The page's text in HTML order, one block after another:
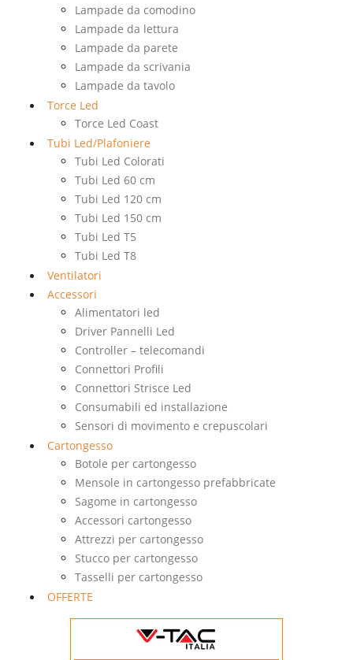
Lampade da comodino
Lampade da lettura
Lampade da parete
Lampade da scrivania
Lampade da tavolo
Torce Led
Torce Led Coast
Tubi Led/Plafoniere
Tubi Led Colorati
Tubi Led 60 cm
Tubi Led 120 cm
Tubi Led 150 cm
Tubi Led T5
Tubi Led T8
Ventilatori
Accessori
Alimentatori led
Driver Pannelli Led
Controller – telecomandi
Connettori Profili
Connettori Strisce Led
Consumabili ed installazione
Sensori di movimento e crepuscolari
Cartongesso
Botole per cartongesso
Mensole in cartongesso prefabbricate
Sagome in cartongesso
Accessori cartongesso
Attrezzi per cartongesso
Stucco per cartongesso
Tasselli per cartongesso
OFFERTE